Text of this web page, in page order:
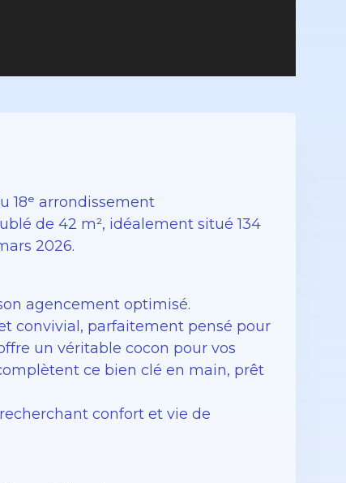
18ᵉ arrondissement
de 42 m², idéalement situé 134
2026.
agencement optimisé.
convivial, parfaitement pensé pour
un véritable cocon pour vos
ce bien clé en main, prêt
confort et vie de